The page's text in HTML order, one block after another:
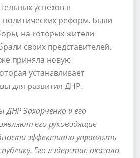
успехов в
политических реформ. Были
на которых жители
своих представителей.
приняла новую
устанавливает
для развития ДНР.
ДНР Захарченко и его
его руководящие
эффективно управлять
Его лидерство оказало